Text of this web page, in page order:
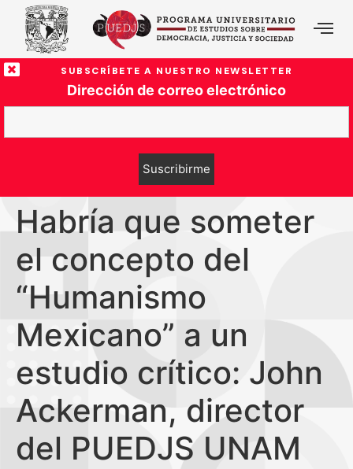
SUBSCRÍBETE A NUESTRO NEWSLETTER
Dirección de correo electrónico
Habría que someter
el concepto del
“Humanismo
Mexicano” a un
estudio crítico: John
Ackerman, director
del PUEDJS UNAM